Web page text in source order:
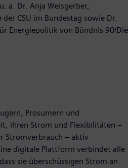
a. Dr. Anja Weisgerber,
CSU im Bundestag sowie Dr.
Energiepolitik von Bündnis 90/Die
Prosumern und
ihren Strom und Flexibilitäten –
Stromverbrauch – aktiv
digitale Plattform verbindet alle
sie überschüssigen Strom an